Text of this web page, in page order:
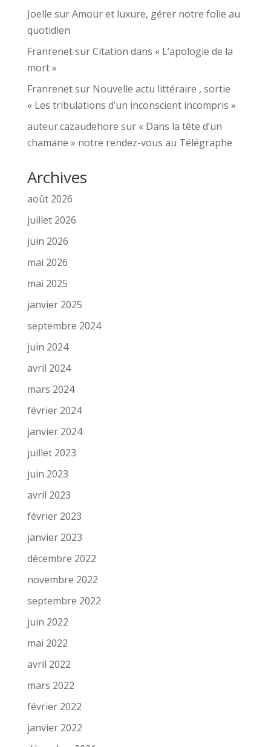
Joelle surAmour et luxure, gérer notre folie au
quotidien
FranrenetsurCitation dans « L’apologie de la
mort »
Franrenetsur Nouvelle actu littéraire , sortie
« Les tribulations d’un inconscient incompris »
auteur.cazaudehore sur « Dans la tête d’un
chamane » notre rendez-vous au Télégraphe
Archives
août 2026
juillet 2026
juin 2026
mai 2026
mai 2025
janvier 2025
septembre 2024
juin 2024
avril 2024
mars 2024
février 2024
janvier 2024
juillet 2023
juin 2023
avril 2023
février 2023
janvier 2023
décembre 2022
novembre 2022
septembre 2022
juin 2022
mai 2022
avril 2022
mars 2022
février 2022
janvier 2022